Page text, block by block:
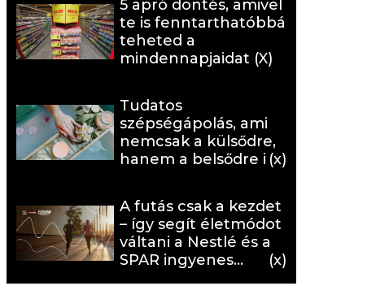
5 apró döntés, amivel
te is fenntarthatóbbá
teheted a
mindennapjaidat (X)
Tudatos
szépségápolás, ami
nemcsak a külsődre,
hanem a belsődre is
A futás csak a kezdet
– így segít életmódot
váltani a Nestlé és a
SPAR ingyenes